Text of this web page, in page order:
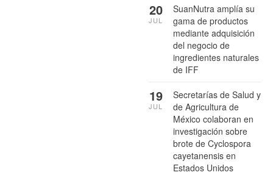
SuanNutra amplía su
gama de productos
mediante adquisición
del negocio de
ingredientes naturales
de IFF
20
JUL
Secretarías de Salud y
de Agricultura de
México colaboran en
investigación sobre
brote de Cyclospora
cayetanensis en
Estados Unidos
19
JUL